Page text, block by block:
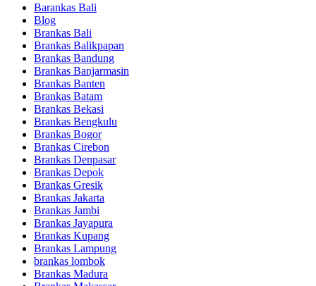
Barankas Bali
Blog
Brankas Bali
Brankas Balikpapan
Brankas Bandung
Brankas Banjarmasin
Brankas Banten
Brankas Batam
Brankas Bekasi
Brankas Bengkulu
Brankas Bogor
Brankas Cirebon
Brankas Denpasar
Brankas Depok
Brankas Gresik
Brankas Jakarta
Brankas Jambi
Brankas Jayapura
Brankas Kupang
Brankas Lampung
brankas lombok
Brankas Madura